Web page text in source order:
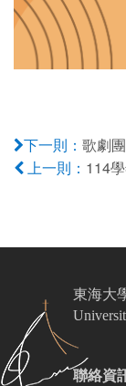
下一則： 歌劇
上一則： 114
東海大
聯絡資